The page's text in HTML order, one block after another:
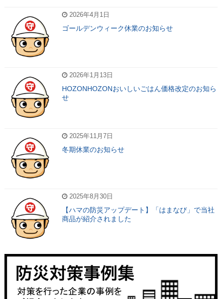
2026年4月1日
ゴールデンウィーク休業のお知らせ
2026年1月13日
HOZONHOZONおいしいごはん価格改定のお知ら
せ
2025年11月7日
冬期休業のお知らせ
2025年8月30日
【ハマの防災アップデート】「はまなび」で当社
商品が紹介されました